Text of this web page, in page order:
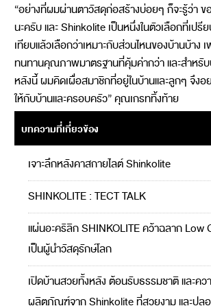
“อย่างที่ผมผ่านตาวัสดุก่อสร้างบ่อยๆ ก็จะรู้ว่า ข
นะครับ และ Shinkolite เป็นหนึ่งในตัวเลือกที่เปรี
เทียบแล้วเลือกว่าเหมาะกับส่วนไหนของบ้านบ้าง
ทนทานคุณภาพมาตรฐานที่คุ้มค่ากว่า และสำหรั
หลังนี้ ผมคิดเผื่อสมาชิกที่อยู่ในบ้านและลูกๆ จึง
ให้กับบ้านและครอบครัว” คุณเกรททิ้งท้าย
บทความที่เกี่ยวข้อง
เจาะลึกหลังคาสกายไลต์ Shinkolite
SHINKOLITE : TECT TALK
แผ่นอะคริลิก SHINKOLITE คว้าฉลาก Low
เป็นผู้นำวัสดุรักษ์โลก
เปิดบ้านสวยทั้งหลัง ต้อนรับธรรมชาติ และคว
ผลิตภัณฑ์จาก Shinkolite ที่สวยงาม และปล